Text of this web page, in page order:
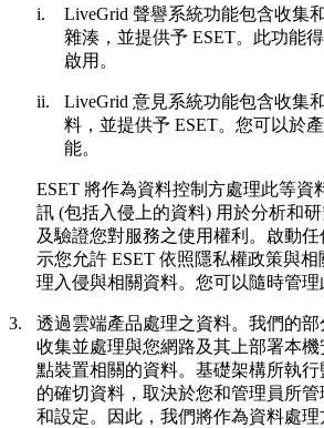
i.
LiveGrid 聲譽系統功能包含收集
雜湊，並提供予 ESET。此功能
啟用。
ii.
LiveGrid 意見系統功能包含收集
料，並提供予 ESET。您可以於
能。
ESET 將作為資料控制方處理此等資
訊 (包括入侵上的資料) 用於分析和
及驗證您對服務之使用權利。啟動
示您允許 ESET 依照隱私權政策與
理入侵與相關資料。您可以隨時管理
3. 透過雲端產品處理之資料。 我們的部
收集並處理與您網路及其上部署本
點裝置相關的資料。基礎架構所執
的確切資料，取決於您和管理員所管
和設定。因此，我們將作為資料處理